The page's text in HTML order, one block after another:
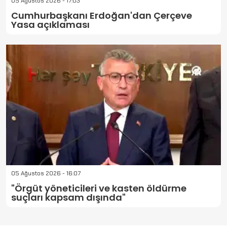
Cumhurbaşkanı Erdoğan'dan Çerçeve
Yasa açıklaması
05 Ağustos 2026 - 16:07
"Örgüt yöneticileri ve kasten öldürme
suçları kapsam dışında"